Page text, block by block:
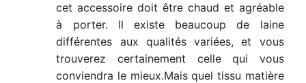
cet accessoire doit être chaud et agréable
à porter. Il existe beaucoup de laine
différentes aux qualités variées, et vous
trouverez certainement celle qui vous
conviendra le mieux.Mais quel tissu matière